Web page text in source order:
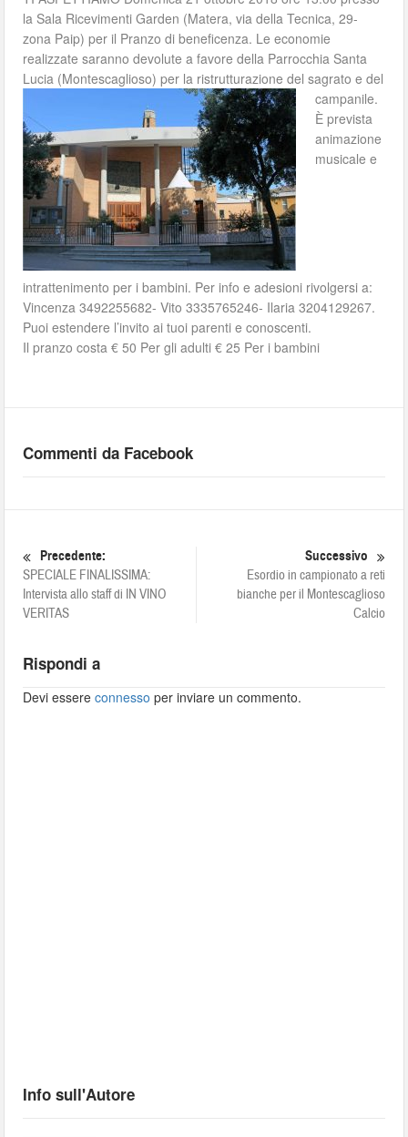
la Sala Ricevimenti Garden (Matera, via della Tecnica, 29-
zona Paip) per il Pranzo di beneficenza. Le economie
realizzate saranno devolute a favore della Parrocchia Santa
Lucia (Montescaglioso) per la ristrutturazione del sagrato e del
campanile.
È prevista
animazione
musicale e
intrattenimento per i bambini. Per info e adesioni rivolgersi a:
Vincenza 3492255682- Vito 3335765246- Ilaria 3204129267.
Puoi estendere l’invito ai tuoi parenti e conoscenti.
Il pranzo costa € 50 Per gli adulti € 25 Per i bambini
Commenti da Facebook
Precedente:
SPECIALE FINALISSIMA:
Intervista allo staff di IN VINO
VERITAS
Successivo
Esordio in campionato a reti
bianche per il Montescaglioso
Calcio
Rispondi a
Devi essereconnesso per inviare un commento.
Info sull'Autore